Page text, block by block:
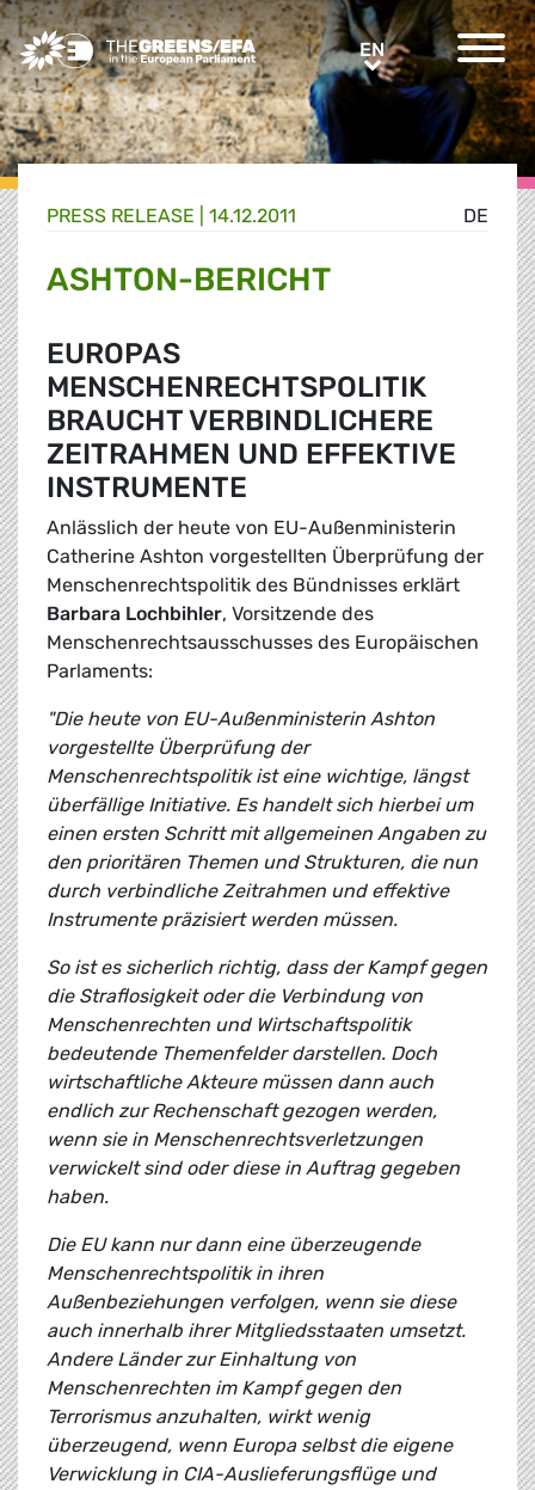
Greens/EFA Home ENEN
DE
PRESS RELEASE 14.12.2011
ASHTON-BERICHT
EUROPAS
MENSCHENRECHTSPOLITIK
BRAUCHT VERBINDLICHERE
ZEITRAHMEN UND EFFEKTIVE
INSTRUMENTE
Anlässlich der heute von EU-Außenministerin
Catherine Ashton vorgestellten Überprüfung der
Menschenrechtspolitik des Bündnisses erklärt
Barbara Lochbihler, Vorsitzende des
Menschenrechtsausschusses des Europäischen
Parlaments:
"Die heute von EU-Außenministerin Ashton
vorgestellte Überprüfung der
Menschenrechtspolitik ist eine wichtige, längst
überfällige Initiative. Es handelt sich hierbei um
einen ersten Schritt mit allgemeinen Angaben zu
den prioritären Themen und Strukturen, die nun
durch verbindliche Zeitrahmen und effektive
Instrumente präzisiert werden müssen.
So ist es sicherlich richtig, dass der Kampf gegen
die Straflosigkeit oder die Verbindung von
Menschenrechten und Wirtschaftspolitik
bedeutende Themenfelder darstellen. Doch
wirtschaftliche Akteure müssen dann auch
endlich zur Rechenschaft gezogen werden,
wenn sie in Menschenrechtsverletzungen
verwickelt sind oder diese in Auftrag gegeben
haben.
Die EU kann nur dann eine überzeugende
Menschenrechtspolitik in ihren
Außenbeziehungen verfolgen, wenn sie diese
auch innerhalb ihrer Mitgliedsstaaten umsetzt.
Andere Länder zur Einhaltung von
Menschenrechten im Kampf gegen den
Terrorismus anzuhalten, wirkt wenig
überzeugend, wenn Europa selbst die eigene
Verwicklung in CIA-Auslieferungsflüge und